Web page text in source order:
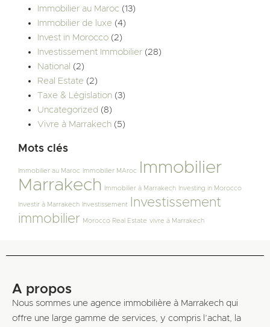
Immobilier au Maroc (13)
Immobilier de luxe (4)
Invest in Morocco (2)
Investissement Immobilier (28)
National (2)
Real Estate (2)
Taxe & Législation (3)
Uncategorized (8)
Vivre à Marrakech (5)
Mots clés
Immobilier au Maroc Immobilier MAroc
Immobilier
Marrakech
Immobilier à Marrakech Investing in Morocco
Investir à Marrakech Investissement
Investissement
immobilier Morocco Real Estate vivre à Marrakech
A propos
Nous sommes une agence immobilière à Marrakech qui
offre une large gamme de services, y compris l’achat, la